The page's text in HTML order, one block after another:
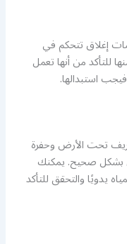
إغلاق تتحكم في
للتأكد من أنها تعمل
استبدالها.
تحت الأرض وحفرة
بشكل صحيح. يمكنك
يدويًا والتحقق للتأكد